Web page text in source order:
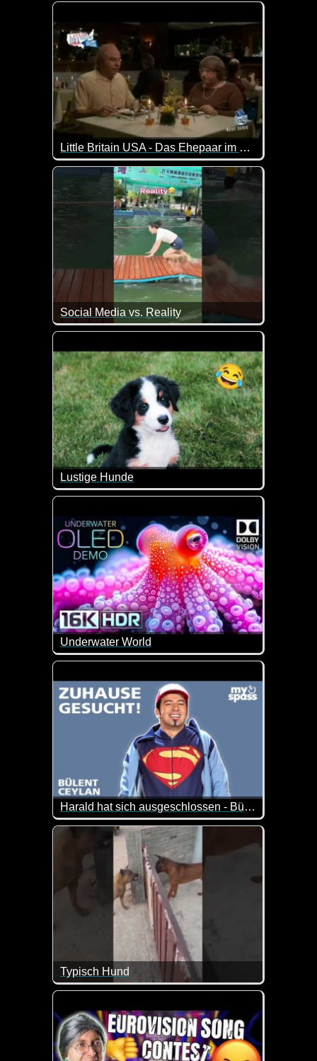
Da ist die Frage, ob man bayrisch oder sächsisch
Little Britain USA - Das Ehepaar im Restaurant
40 Jahre tolle Gespräche :-) Er kann einem ja
Social Media vs. Reality
Im Internet sehen viele Dinge immer wesentlich
Lustige Hunde
Dies sind doch mal wieder sehr witzige Szenen
Underwater World
Nimm dir Zeit, lehn dich zurück und genieße
Harald hat sich ausgeschlossen - Bülent Ceylan
Läuft nicht bei Harald. Er hat sich ausgeschlossen
Typisch Hund
Wenn diese beiden Hunde sprechen könnten,